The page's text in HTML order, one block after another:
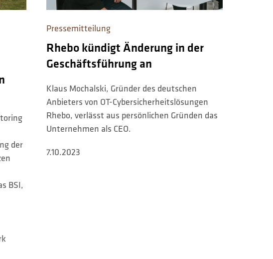
der
BSI,
Pressemitteilung
Rhebo kündigt Änderung in der
Geschäftsführung an
Klaus Mochalski, Gründer des deutschen
Anbieters von OT-Cybersicherheitslösungen
Rhebo, verlässt aus persönlichen Gründen das
Unternehmen als CEO.
7.10.2023